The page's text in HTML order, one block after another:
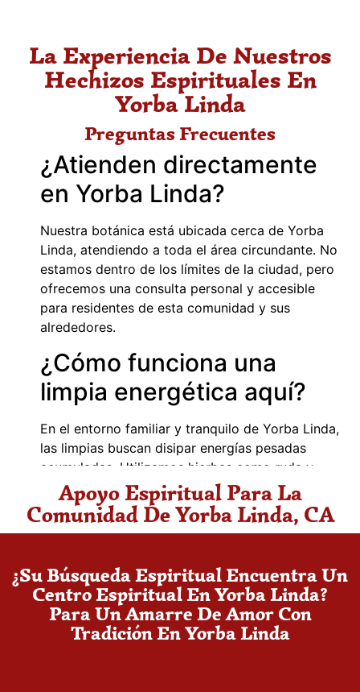
La Experiencia De Nuestros
Hechizos Espirituales En
Yorba Linda
Preguntas Frecuentes
¿Atienden directamente
en Yorba Linda?
Nuestra botánica está ubicada cerca de Yorba
Linda, atendiendo a toda el área circundante. No
estamos dentro de los límites de la ciudad, pero
ofrecemos una consulta personal y accesible
para residentes de esta comunidad y sus
alrededores.
¿Cómo funciona una
limpia energética aquí?
En el entorno familiar y tranquilo de Yorba Linda,
las limpias buscan disipar energías pesadas
acumuladas. Utilizamos hierbas como ruda y
romero, adaptando el ritual a las necesidades
específicas de cada persona para restaurar el
equilibrio.
¿Puedo consultar sobre
problemas familiares?
Sí, es común en comunidades como Yorba Linda.
Apoyo Espiritual Para La
Comunidad De Yorba Linda, CA
¿Su Búsqueda Espiritual Encuentra Un
Centro Espiritual En Yorba Linda?
Para Un Amarre De Amor Con
Tradición En Yorba Linda